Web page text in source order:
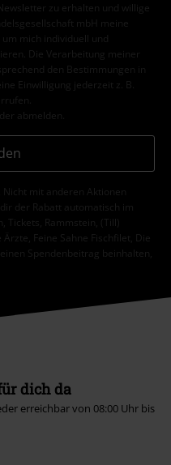
zu erhalten und willige
mbH meine
mich individuell und
Die Verarbeitung meiner
den Bestimmungen in
Einwilligung jederzeit z. B.
abmelden.
mit anderen Aktionen
der Rabatt automatisch im
Tickets, Rammstein, (Till)
Feine Sahne Fischfilet, Die
Spendenbeitrag beinhalten,
dich da
erreichbar von 08:00 Uhr bis